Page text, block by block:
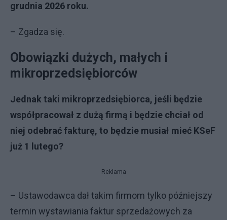
grudnia 2026 roku.
– Zgadza się.
Obowiązki dużych, małych i
mikroprzedsiębiorców
Jednak taki mikroprzedsiębiorca, jeśli będzie
współpracował z dużą firmą i będzie chciał od
niej odebrać fakturę, to będzie musiał mieć KSeF
już 1 lutego?
Reklama
– Ustawodawca dał takim firmom tylko późniejszy
termin wystawiania faktur sprzedażowych za